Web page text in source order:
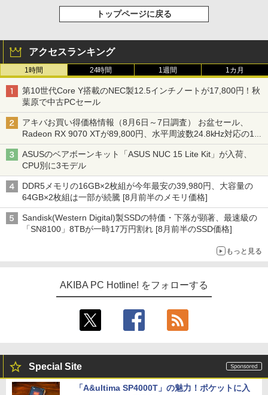
トップページに戻る
アクセスランキング
1時間 24時間 1週間 1カ月
第10世代Core Y搭載のNEC製12.5インチノートが17,800円！秋
葉原で中古PCセール
アキバお買い得価格情報（8月6日～7日調査） お盆セール、
Radeon RX 9070 XTが89,800円、水平周波数24.8kHz対応の17
型モニターが9,801円、暑さ指数連動セール ほか
ASUSのベアボーンキット「ASUS NUC 15 Lite Kit」が入荷、
CPU別に3モデル
DDR5メモリの16GB×2枚組が今年最安の39,980円、大容量の
64GB×2枚組は一部が続騰 [8月前半のメモリ価格]
Sandisk(Western Digital)製SSDの特価・下落が顕著、最速級の
「SN8100」8TBが一時17万円割れ [8月前半のSSD価格]
もっと見る
AKIBA PC Hotline! をフォローする
Special Site
「A&ultima SP4000T」の魅力！ポケットに入